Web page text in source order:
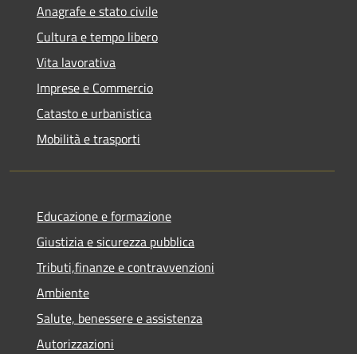
Anagrafe e stato civile
Cultura e tempo libero
Vita lavorativa
Imprese e Commercio
Catasto e urbanistica
Mobilità e trasporti
Educazione e formazione
Giustizia e sicurezza pubblica
Tributi,finanze e contravvenzioni
Ambiente
Salute, benessere e assistenza
Autorizzazioni